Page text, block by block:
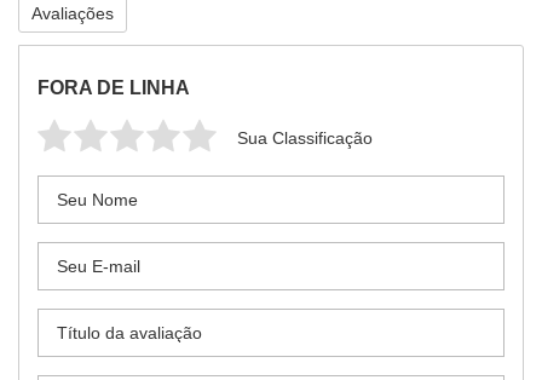
Avaliações
FORA DE LINHA
Sua Classificação